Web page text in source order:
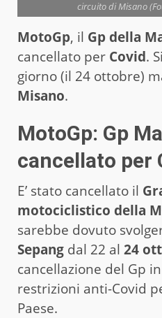
circuito di Misano
MotoGp, il Gp della
cancellato per Covid.
giorno (il 24 ottobre)
Misano.
MotoGp: Gp
cancellato per
E’ stato cancellato il
motociclistico della
sarebbe dovuto
Sepang dal 22 al 24
cancellazione del Gp
restrizioni anti-Covid
Paese.